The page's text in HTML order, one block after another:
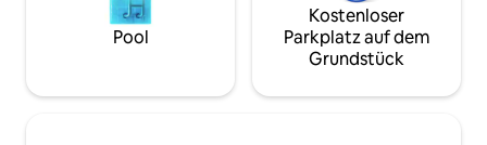
Pool
Kostenloser
Parkplatz auf dem
Grundstück